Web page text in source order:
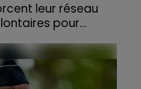
leur réseau
pour...
d'agriculture
appel aux
pour venir en aide...